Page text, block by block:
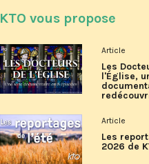
KTO vous propose
Article
Les
l'Église,
Article
Les
2026 de